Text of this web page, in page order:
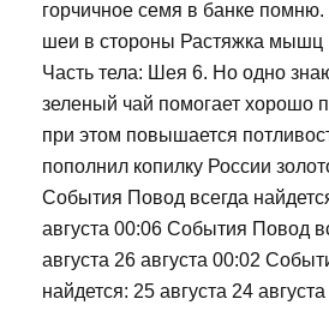
горчичное семя в банке
шеи в стороны Растяжка мышц
Часть тела: Шея 6. Но одно
зеленый чай помогает хорошо
при этом повышается
пополнил копилку России
События Повод всегда
августа 00:06 События Повод
августа 26 августа 00:02
найдется: 25 августа 24